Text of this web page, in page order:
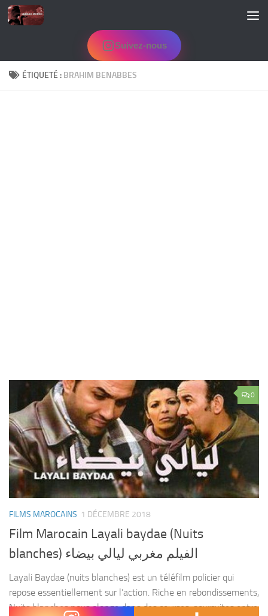
Skip to content
Suivez-nous
ÉTIQUETÉ : BRAHIM BENABBES
0
FILMS MAROCAINS 1 DÉCEMBRE 2018
Film Marocain Layali baydae (Nuits
blanches) الفيلم مغربي ليالي بيضاء
Layali Baydae (nuits blanches) est un téléfilm policier qui
repose essentiellement sur l’action. Riche en rebondissements,
Nuits blanches nous plonge dans des courses-poursuites entre